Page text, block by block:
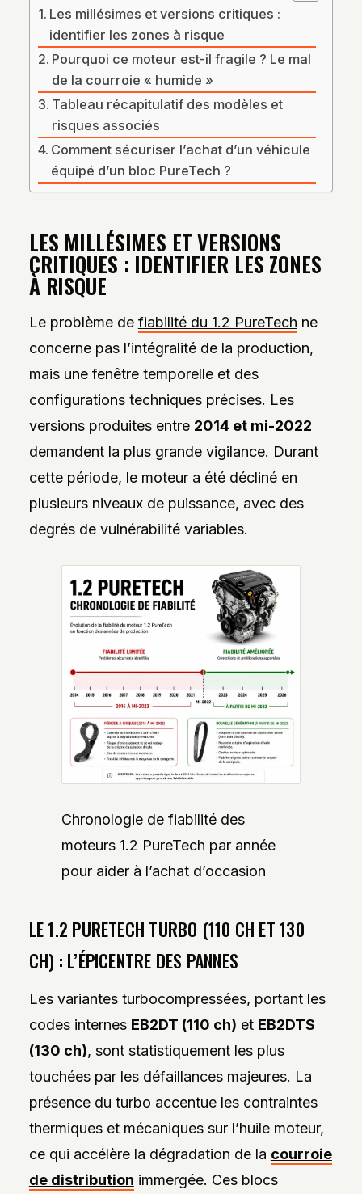
Les millésimes et versions critiques :
identifier les zones à risque
Pourquoi ce moteur est-il fragile ? Le mal
de la courroie « humide »
Tableau récapitulatif des modèles et
risques associés
Comment sécuriser l’achat d’un véhicule
équipé d’un bloc PureTech ?
LES MILLÉSIMES ET VERSIONS
CRITIQUES : IDENTIFIER LES ZONES
À RISQUE
Le problème de fiabilité du 1.2 PureTech ne
concerne pas l’intégralité de la production,
mais une fenêtre temporelle et des
configurations techniques précises. Les
versions produites entre 2014 et mi-2022
demandent la plus grande vigilance. Durant
cette période, le moteur a été décliné en
plusieurs niveaux de puissance, avec des
degrés de vulnérabilité variables.
Chronologie de fiabilité des
moteurs 1.2 PureTech par année
pour aider à l’achat d’occasion
LE 1.2 PURETECH TURBO (110 CH ET 130
CH) : L’ÉPICENTRE DES PANNES
Les variantes turbocompressées, portant les
codes internes EB2DT (110 ch) et EB2DTS
(130 ch), sont statistiquement les plus
touchées par les défaillances majeures. La
présence du turbo accentue les contraintes
thermiques et mécaniques sur l’huile moteur,
ce qui accélère la dégradation de la courroie
de distribution immergée. Ces blocs